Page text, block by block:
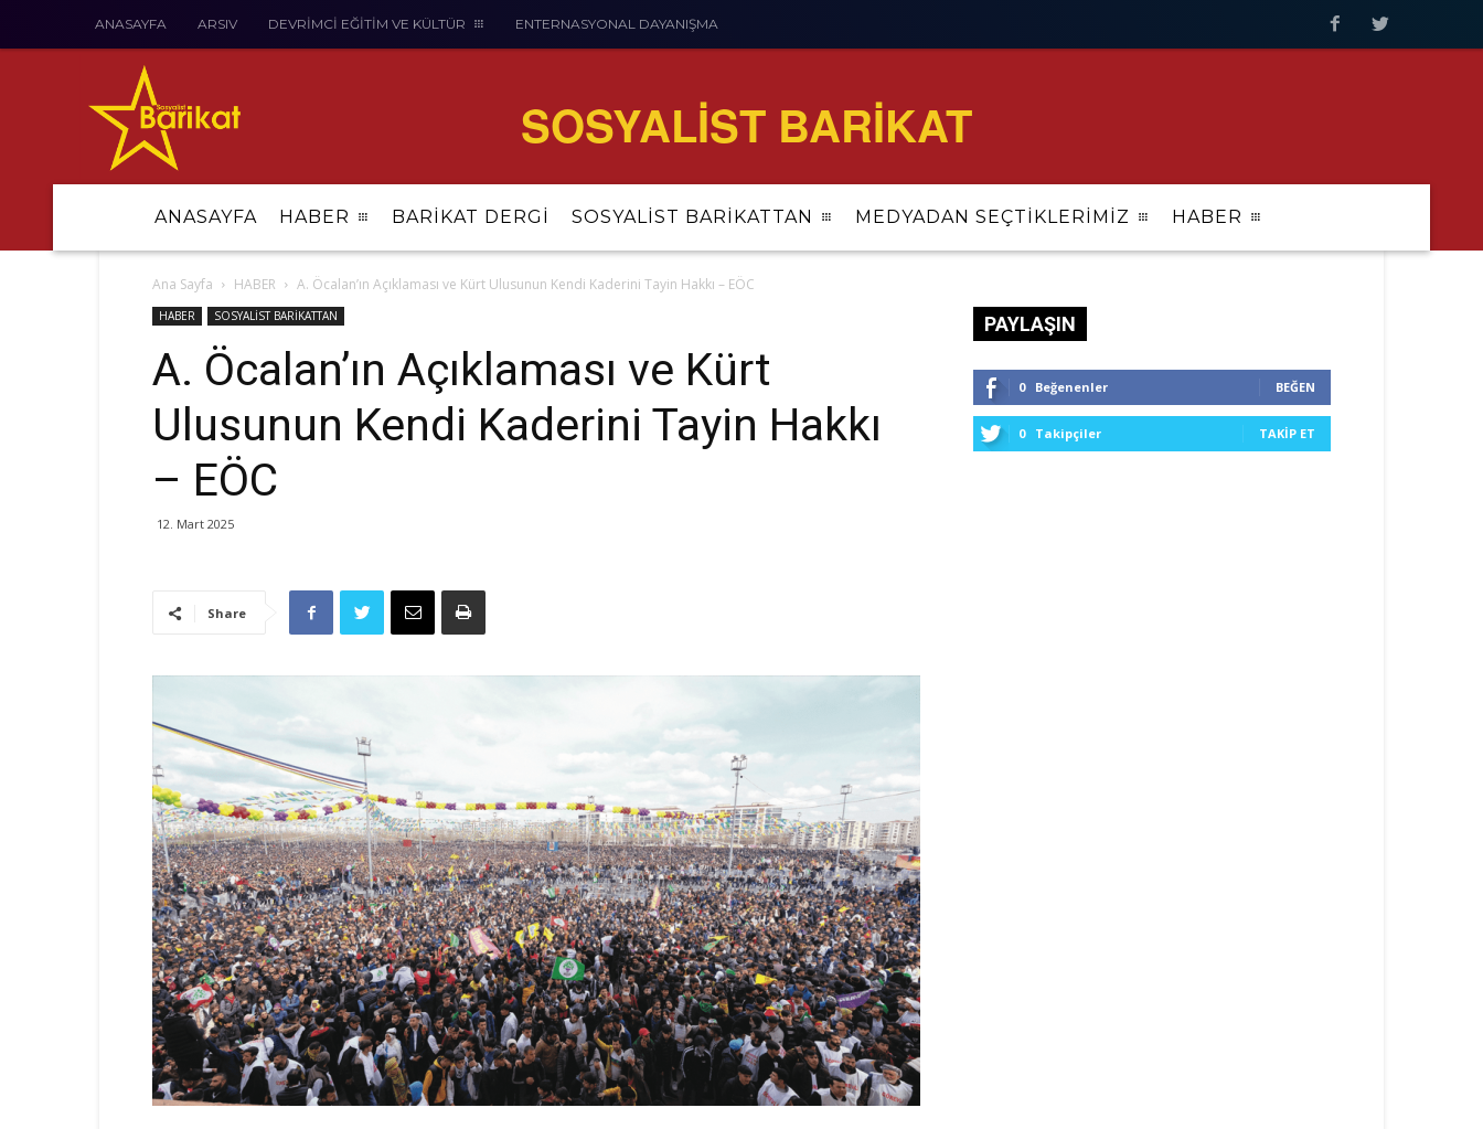
ANASAYFA ARSIV DEVRİMCİ EĞİTİM VE KÜLTÜR ENTERNASYONAL DAYANIŞMA
SOSYALİST BARİKAT
ANASAYFA HABER BARİKAT DERGİ SOSYALİST BARİKATTAN MEDYADAN SEÇTİKLERİMİZ HABER
Ana Sayfa HABER A. Öcalan’ın Açıklaması ve Kürt Ulusunun Kendi Kaderini Tayin Hakkı – EÖC
HABER SOSYALİST BARİKATTAN
A. Öcalan’ın Açıklaması ve Kürt
Ulusunun Kendi Kaderini Tayin Hakkı
– EÖC
12. Mart 2025
Share
PAYLAŞIN
0 Beğenenler BEĞEN
0 Takipçiler TAKIP ET